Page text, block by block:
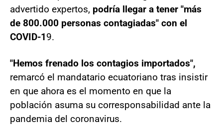
advertido expertos, podría llegar a tener "más
de 800.000 personas contagiadas" con el
COVID-19.
"Hemos frenado los contagios importados",
remarcó el mandatario ecuatoriano tras insistir
en que ahora es el momento en que la
población asuma su corresponsabilidad ante la
pandemia del coronavirus.